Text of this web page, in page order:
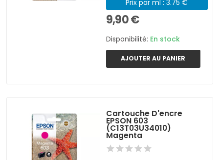
Prix par ml : 3.75 €
9,90 €
Disponibilité: En stock
AJOUTER AU PANIER
Cartouche D'encre
EPSON 603
(C13T03U34010)
Magenta